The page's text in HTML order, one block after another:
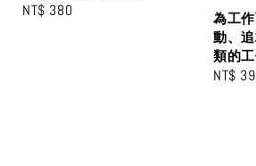
Regular
NT$ 380
為工
動、
類的
Sale
NT$